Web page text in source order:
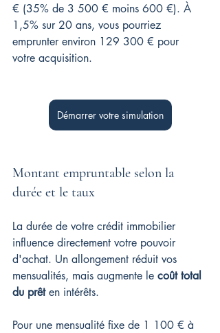
€ (35% de 3 500 € moins 600 €). À
1,5% sur 20 ans, vous pourriez
emprunter environ 129 300 € pour
votre acquisition.
Démarrer votre simulation
Montant empruntable selon la
durée et le taux
La durée de votre crédit immobilier
influence directement votre pouvoir
d'achat. Un allongement réduit vos
mensualités, mais augmente le coût total
du prêt en intérêts.
Pour une mensualité fixe de 1 100 € à